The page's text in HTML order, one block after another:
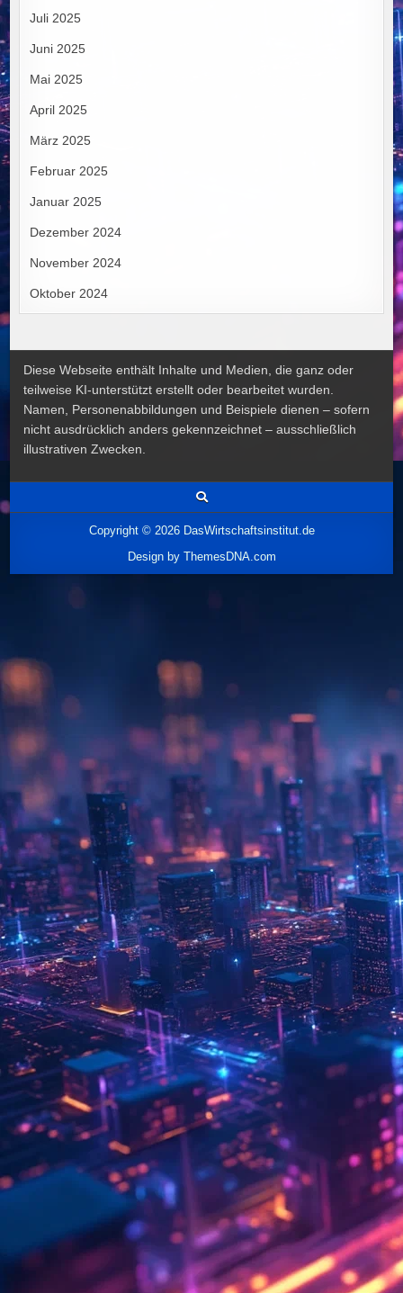
Juli 2025
Juni 2025
Mai 2025
April 2025
März 2025
Februar 2025
Januar 2025
Dezember 2024
November 2024
Oktober 2024
Diese Webseite enthält Inhalte und Medien, die ganz oder
teilweise KI-unterstützt erstellt oder bearbeitet wurden.
Namen, Personenabbildungen und Beispiele dienen – sofern
nicht ausdrücklich anders gekennzeichnet – ausschließlich
illustrativen Zwecken.
Copyright © 2026 DasWirtschaftsinstitut.de
Design by ThemesDNA.com